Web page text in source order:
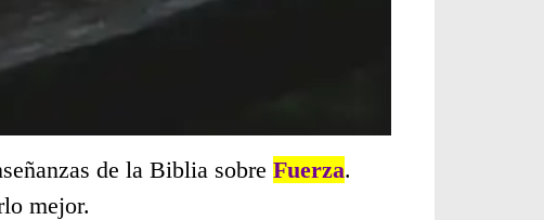
de la Biblia sobre Fuerza.
mejor.